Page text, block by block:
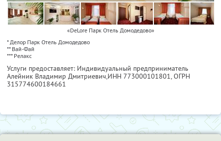
«DeLore Парк Отель Домодедово»
* Делор Парк Отель Домодедово
** Вай-Фай
*** Релакс
Услуги предоставляет: Индивидуальный предприниматель
Алейник Владимир Дмитриевич,ИНН 773000101801, ОГРН
315774600184661